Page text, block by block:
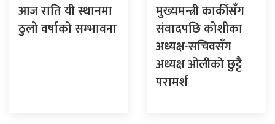
आज राति यी स्थानमा
ठुलो वर्षाको सम्भावना
मुख्यमन्त्री कार्कीसँग
संवादपछि कोशीका
अध्यक्ष-सचिवसँग
अध्यक्ष ओलीको छुट्टै
परामर्श